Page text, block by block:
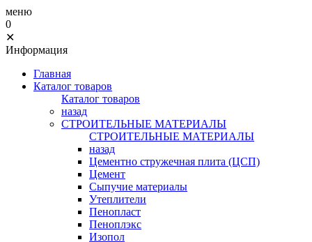
меню
0
✕
Информация
Главная
Каталог товаров
Каталог товаров
назад
СТРОИТЕЛЬНЫЕ МАТЕРИАЛЫ
СТРОИТЕЛЬНЫЕ МАТЕРИАЛЫ
назад
Цементно стружечная плита (ЦСП)
Цемент
Сыпучие материалы
Утеплители
Пенопласт
Пеноплэкс
Изопол